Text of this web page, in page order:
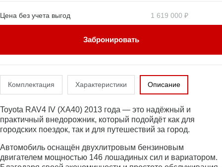
Цена без учета выгод 1 619 000 ₽
Забронировать
Комплектация Характеристики Описание
Toyota RAV4 IV (XA40) 2013 года — это надёжный и
практичный внедорожник, который подойдёт как для
городских поездок, так и для путешествий за город.
Автомобиль оснащён двухлитровым бензиновым
двигателем мощностью 146 лошадиных сил и вариатором.